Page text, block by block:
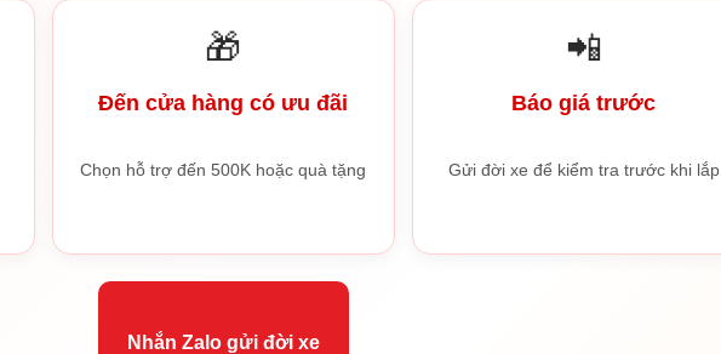
🎁
Đến cửa hàng có ưu đãi
Chọn hỗ trợ đến 500K hoặc quà tặng
📲
Báo giá trước
Gửi đời xe để kiểm tra trước khi lắp
Nhắn Zalo gửi đời xe